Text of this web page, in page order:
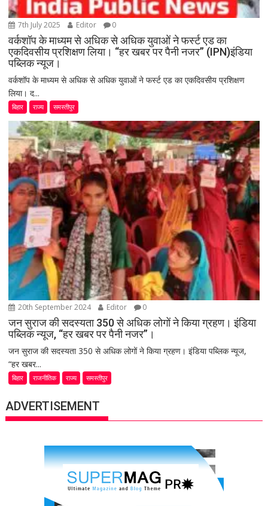
7th July 2025 Editor 0
वर्कशॉप के माध्यम से अधिक से अधिक युवाओं ने फर्स्ट एड का
एकदिवसीय प्रशिक्षण लिया। “हर खबर पर पैनी नजर” (IPN)इंडिया
पब्लिक न्यूज।
वर्कशॉप के माध्यम से अधिक से अधिक युवाओं ने फर्स्ट एड का एकदिवसीय प्रशिक्षण
लिया। द...
बिहार राज्य समस्तीपुर
20th September 2024 Editor 0
जन सुराज की सदस्यता 350 से अधिक लोगों ने किया ग्रहण। इंडिया
पब्लिक न्यूज, “हर खबर पर पैनी नजर”।
जन सुराज की सदस्यता 350 से अधिक लोगों ने किया ग्रहण। इंडिया पब्लिक न्यूज,
“हर खबर...
बिहार राजनीतिक राज्य समस्तीपुर
ADVERTISEMENT